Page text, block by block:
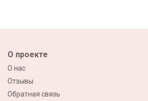
О проекте
О нас
Отзывы
Обратная связь